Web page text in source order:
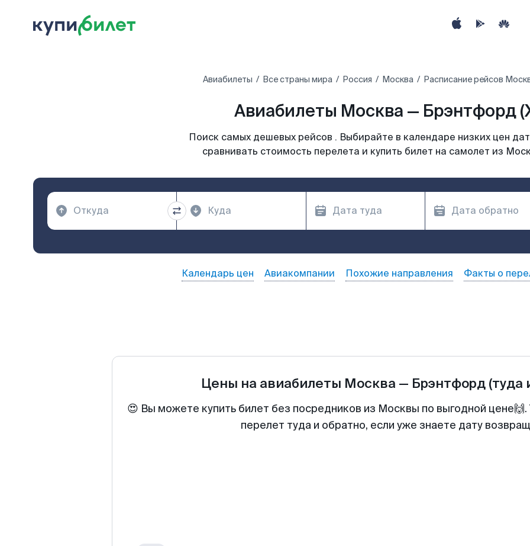
Авиабилеты Все страны мира Россия Москва Расписание рейсов
Авиабилеты Москва — Брэнтфорд
Поиск самых дешевых рейсов . Выбирайте в календаре низких цен
сравнивать стоимость перелета и купить билет на самолет из
Календарь цен Авиакомпании Похожие направления Факты о
Цены на авиабилеты Москва — Брэнтфорд (туда
😍 Вы можете купить билет без посредников из Москвы по выгодной
перелет туда и обратно, если уже знаете дату